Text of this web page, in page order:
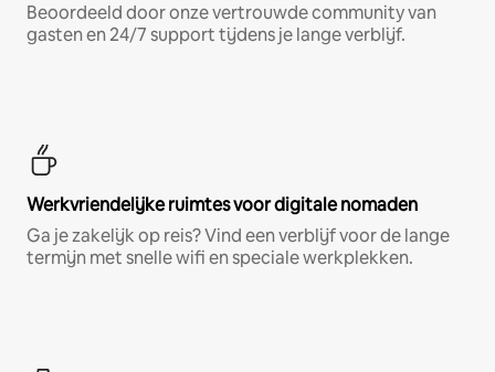
Beoordeeld door onze vertrouwde community van
gasten en 24/7 support tijdens je lange verblijf.
Werkvriendelijke ruimtes voor digitale nomaden
Ga je zakelijk op reis? Vind een verblijf voor de lange
termijn met snelle wifi en speciale werkplekken.